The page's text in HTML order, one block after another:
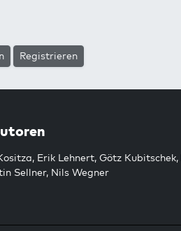
Registrieren
, Erik Lehnert, Götz Kubitschek,
Sellner, Nils Wegner